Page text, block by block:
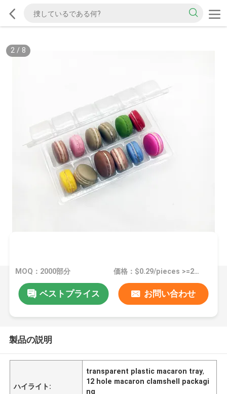
2/ 8
MOQ：2000部分 価格：$0.29/pieces >=2000 pieces
ベストプライス お問い合わせ
製品の説明
ハイライト:
transparent plastic macaron tray,
12 hole macaron clamshell packagi
ng